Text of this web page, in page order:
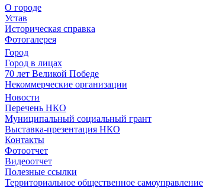
О городе
Устав
Историческая справка
Фотогалерея
Город
Город в лицах
70 лет Великой Победе
Некоммерческие организации
Новости
Перечень НКО
Муниципальный социальный грант
Выставка-презентация НКО
Контакты
Фотоотчет
Видеоотчет
Полезные ссылки
Территориальное общественное самоуправление